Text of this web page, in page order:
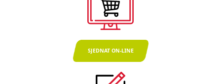
SJEDNAT ON-LINE